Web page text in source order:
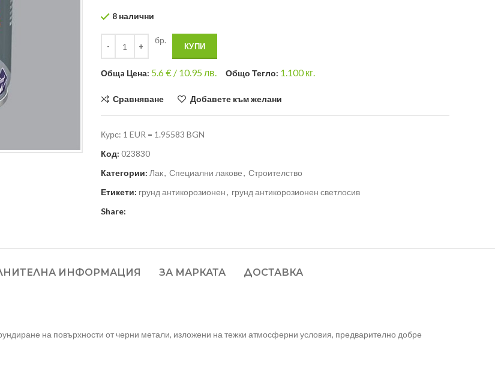
8 налични
бр.
КУПИ
Общa Цена: 5.6€ / 10.95 лв. Общо Тегло: 1.100кг.
Сравняване Добавете към желани
Курс: 1 EUR = 1.95583 BGN
Код: 023830
Категории: Лак, Специални лакове, Строителство
Етикети: грунд антикорозионен, грунд антикорозионен светлосив
Share:
ИНФОРМАЦИЯ ЗА МАРКАТА ДОСТАВКА
на повърхности от черни метали, изложени на тежки атмосферни условия, предварително добре